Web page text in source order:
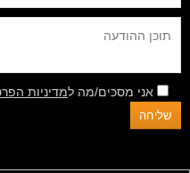
אני מסכים/מה למדיניות